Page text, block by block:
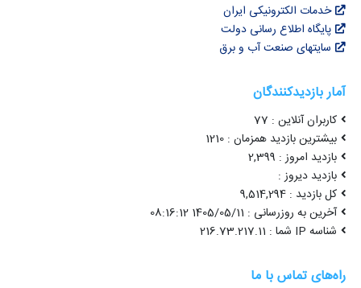
خدمات الکترونیکی ایران
پایگاه اطلاع رسانی دولت
سایتهای صنعت آب و برق
آمار بازدیدکنندگان
کاربران آنلاین : 77
بیشترین بازدید همزمان : 1210
بازدید امروز : 2,399
بازدید دیروز :
کل بازدید : 9,514,294
آخرین به روزرسانی : 1405/05/11 08:16:12
شناسه IP شما : 216.73.217.11
راه‌های تماس با ما